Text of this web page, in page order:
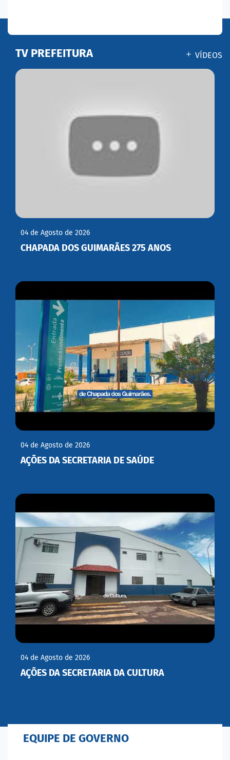
TV PREFEITURA VÍDEOS
04 de Agosto de 2026
CHAPADA DOS GUIMARÃES 275 ANOS
04 de Agosto de 2026
AÇÕES DA SECRETARIA DE SAÚDE
04 de Agosto de 2026
AÇÕES DA SECRETARIA DA CULTURA
EQUIPE DE GOVERNO